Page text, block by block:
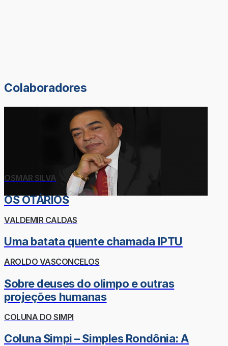
Colaboradores
OSMAR SILVA
OS OTÁRIOS
VALDEMIR CALDAS
Uma batata quente chamada IPTU
AROLDO VASCONCELOS
Sobre deuses do olimpo e outras
projeções humanas
COLUNA DO SIMPI
Coluna Simpi – Simples Rondônia: A